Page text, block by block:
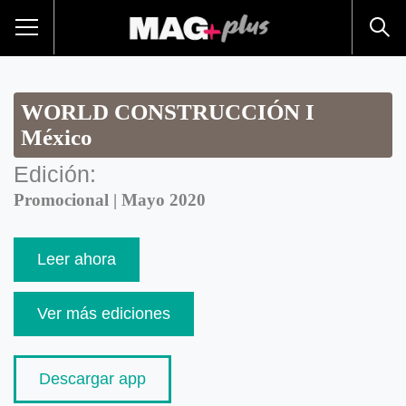
WORLD CONSTRUCCIÓN I
México
Edición:
Promocional | Mayo 2020
Leer ahora
Ver más ediciones
Descargar app